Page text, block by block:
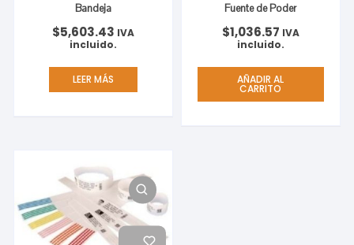
Bandeja
$5,603.43 IVA
incluido.
LEER MÁS
Fuente de Poder
$1,036.57 IVA
incluido.
AÑADIR AL
CARRITO